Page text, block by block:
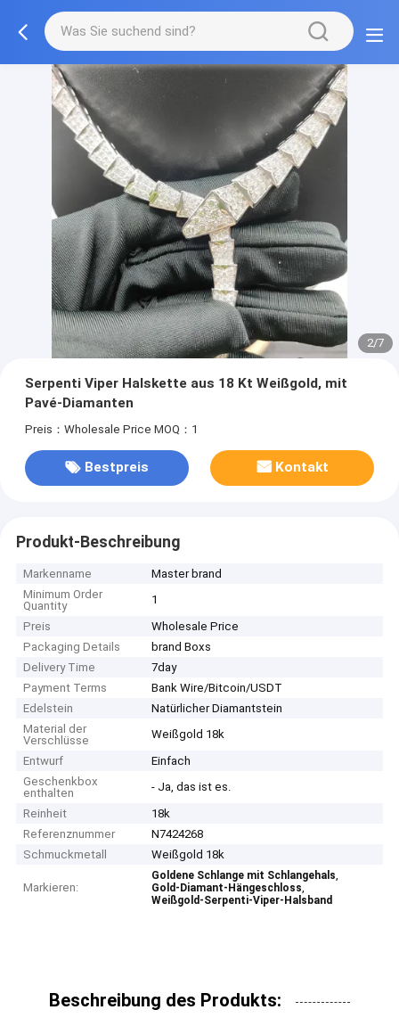
2/7
Serpenti Viper Halskette aus 18 Kt Weißgold, mit
Pavé-Diamanten
Preis：Wholesale Price MOQ：1
Bestpreis Kontakt
Produkt-Beschreibung
Markenname
Master brand
Minimum Order
Quantity
1
Preis
Wholesale Price
Packaging Details
brand Boxs
Delivery Time
7day
Payment Terms
Bank Wire/Bitcoin/USDT
Edelstein
Natürlicher Diamantstein
Material der
Verschlüsse
Weißgold 18k
Entwurf
Einfach
Geschenkbox
enthalten
- Ja, das ist es.
Reinheit
18k
Referenznummer
N7424268
Schmuckmetall
Weißgold 18k
Markieren:
Goldene Schlange mit Schlangehals,
Gold-Diamant-Hängeschloss,
Weißgold-Serpenti-Viper-Halsband
Beschreibung des Produkts: